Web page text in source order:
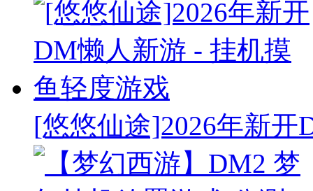
[悠悠仙途]2026年新开